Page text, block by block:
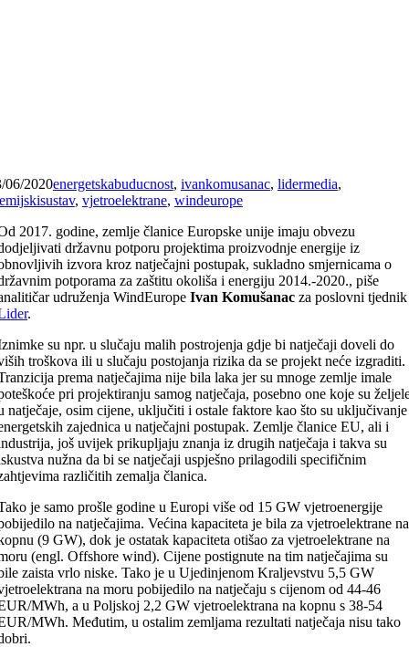
06/2020energetskabuducnost, ivankomusanac, lidermedia,
, vjetroelektrane, windeurope
2017. godine, zemlje članice Europske unije imaju obvezu
državnu potporu projektima proizvodnje energije iz
izvora kroz natječajni postupak, sukladno smjernicama o
potporama za zaštitu okoliša i energiju 2014.-2020., piše
udruženja WindEurope Ivan Komušanac za poslovni tjednik
.
su npr. u slučaju malih postrojenja gdje bi natječaji doveli do
troškova ili u slučaju postojanja rizika da se projekt neće izgraditi.
prema natječajima nije bila laka jer su mnoge zemlje imale
pri projektiranju samog natječaja, posebno one koje su
natječaje, osim cijene, uključiti i ostale faktore kao što su uključivanje
zajednica u natječajni postupak. Zemlje članice EU, ali i
još uvijek prikupljaju znanja iz drugih natječaja i takva su
nužna da bi se natječaji uspješno prilagodili specifičnim
različitih zemalja članica.
je samo prošle godine u Europi više od 15 GW vjetroenergije
na natječajima. Većina kapaciteta je bila za vjetroelektrane na
(9 GW), dok je ostatak kapaciteta otišao za vjetroelektrane na
(engl. Offshore wind). Cijene postignute na tim natječajima su
zaista vrlo niske. Tako je u Ujedinjenom Kraljevstvu 5,5 GW
na moru pobijedilo na natječaju s cijenom od 44-46
MWh, a u Poljskoj 2,2 GW vjetroelektrana na kopnu s 38-54
MWh. Međutim, u ostalim zemljama rezultati natječaja nisu tako